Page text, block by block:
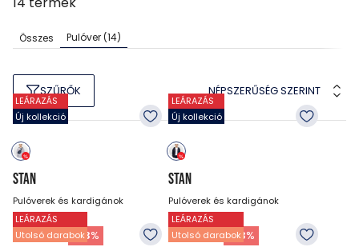
Összes Pulóver(14)
SZŰRŐK NÉPSZERŰSÉG SZERINT
LEÁRAZÁS
Új kollekció
STAN
Pulóverek és kardigánok
14 990Ft
9 990Ft -33%
LEÁRAZÁS
Új kollekció
STAN
Pulóverek és kardigánok
14 990Ft
9 990Ft -33%
LEÁRAZÁS
Utolsó darabok
LEÁRAZÁS
Utolsó darabok